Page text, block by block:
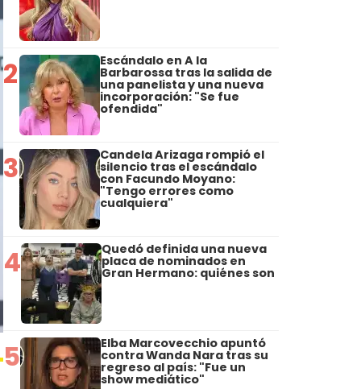
2 Escándalo en A la
Barbarossa tras la salida de
una panelista y una nueva
incorporación: "Se fue
ofendida"
3 Candela Arizaga rompió el
silencio tras el escándalo
con Facundo Moyano:
"Tengo errores como
cualquiera"
4 Quedó definida una nueva
placa de nominados en
Gran Hermano: quiénes son
5 Elba Marcovecchio apuntó
contra Wanda Nara tras su
regreso al país: "Fue un
show mediático"